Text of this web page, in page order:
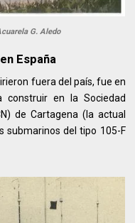
G. Aledo
España
fuera del país, fue en
en la Sociedad
de Cartagena (la actual
submarinos del tipo 105-F